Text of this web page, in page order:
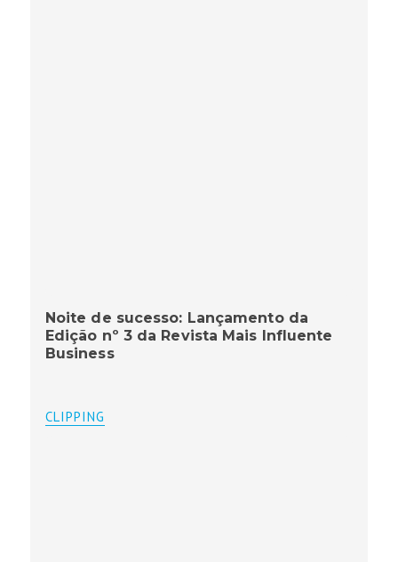
Noite de sucesso: Lançamento da
Edição nº 3 da Revista Mais Influente
Business
CLIPPING